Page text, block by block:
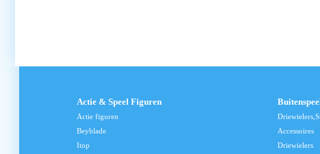
Actie & Speel Figuren
Actie figuren
Beyblade
Itop
Accessoires
Driewielers